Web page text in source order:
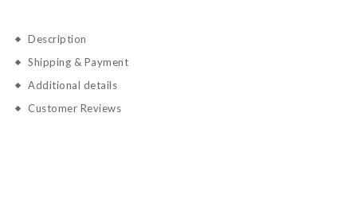
Description
Shipping & Payment
Additional details
Customer Reviews